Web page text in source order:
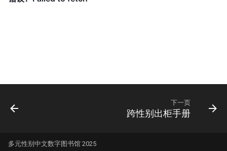
下一页
跨性别出柜手册
多元性别中文数字图书馆 2025